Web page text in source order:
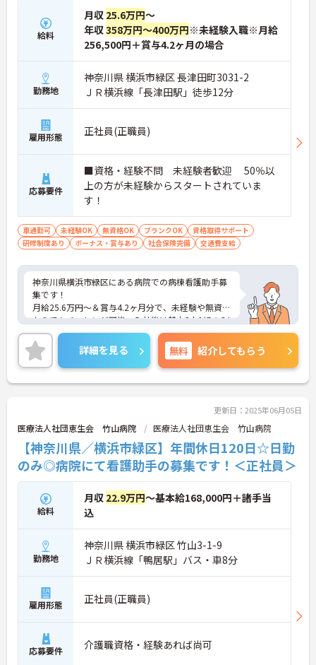
・残業は月平均少なめでオンオフ切り替えやすい
・有給休暇も早期から利用可能
→ プライベートも大切にしながら働ける環境です
■ 未経験から安心スタート！
教育体制が整っているので初めてでも安心◎
・入職後1～2か月の研修あり（座学＋実技）
・資格取得支援も充実
→ 無資格・未経験から専門職として成長できます
■ 子育て世代も安心サポート♪
ライフスタイルに合わせて働けます！
・院内保育あり（土日祝の利用OK）
・育休後の復帰実績あり
・短時間勤務・夜勤相談も可能
→ 家庭と両立しやすい職場です
じっくり患者さまと関われます◎
・長期療養・慢性期医療に特化
・終末期ケアにも携われる
・多職種で生活支援までサポート
→ 医療と生活の両面から支援できる環境です
給料
月収 25.6万円～
年収358万円～400万円※未経験入職※月給
256,500円＋賞与4.2ヶ月の場合
勤務地
神奈川県 横浜市緑区 長津田町3031-2
ＪＲ横浜線「長津田駅」徒歩12分
雇用形態 正社員(正職員)
応募要件
■資格・経験不問 未経験者歓迎 50％以
上の方が未経験からスタートされていま
す！
車通勤可 未経験OK 無資格OK ブランクOK
資格取得サポート
研修制度あり
ボーナス・賞与あり 社会保険完備 交通費支給
神奈川県横浜市緑区にある病院での病棟看護助手募
集です！
月給25.6万円～＆賞与4.2ヶ月分で、未経験や無資格
からでもチャレンジ可能。入社後は基本2人1組のOJ
Tで日々の業務を習得できます。
無料送迎バスや職員食堂、充実の研修制度など、福
利厚生も魅力。
ご興味がある方は、ご面接のポイントをお伝えしま
すので、お気軽にお問い合わせください◎
詳細を見る 無料 紹介してもらう
更新日：2025年06月05日
医療法人社団恵生会 竹山病院 医療法人社団恵生会 竹山病院
【神奈川県／横浜市緑区】年間休日120日☆日勤
のみ◎病院にて看護助手の募集です！＜正社員＞
給料
月収 22.9万円～基本給168,000円＋諸手当
込
勤務地
神奈川県 横浜市緑区 竹山3-1-9
ＪＲ横浜線「鴨居駅」バス・車8分
雇用形態 正社員(正職員)
応募要件 介護職資格・経験あれば尚可